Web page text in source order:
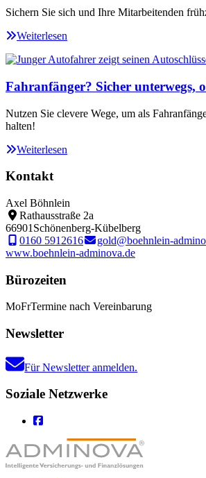
Sichern Sie sich und Ihre Mitarbeitenden
Weiterlesen
Fahranfänger? Sicher unterwegs,
Nutzen Sie clevere Wege, um als
halten!
Weiterlesen
Kontakt
Axel Böhnlein
Rathausstraße 2a
66901 Schönenberg-Kübelberg
0160 5912616
gold@boehnlein-
www.boehnlein-adminova.de
Bürozeiten
MoFrTermine nach Vereinbarung
Newsletter
Für Newsletter anmelden.
Soziale Netzwerke